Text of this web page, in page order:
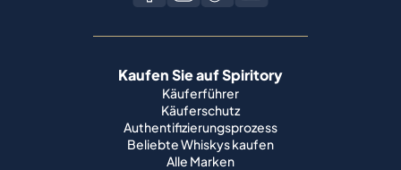
Kaufen Sie auf Spiritory
Käuferführer
Käuferschutz
Authentifizierungsprozess
Beliebte Whiskys kaufen
Alle Marken